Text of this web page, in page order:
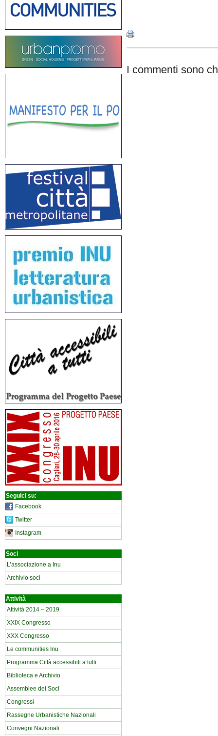
Seguici su:
Facebook
Twitter
Instagram
Soci
L’associazione a Inu
Archivio soci
Attività
Attività 2014 – 2019
XXIX Congresso
XXX Congresso
Le communities Inu
Programma Città accessibili a tutti
Biblioteca e Archivio
Assemblee dei Soci
Congressi
Rassegne Urbanistiche Nazionali
Convegni Nazionali
I commenti sono